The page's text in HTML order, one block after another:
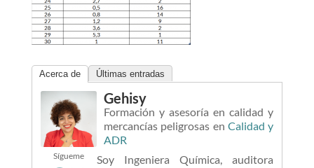
Acerca de Últimas entradas
Sígueme
Gehisy
Formación y asesoría en calidad y
mercancías peligrosas en Calidad y
ADR
Soy Ingeniera Química, auditora